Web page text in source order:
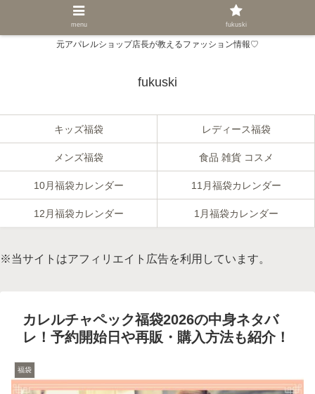
元アパレルショップ店長が教えるファッション情報♡
fukuski
キッズ福袋 レディース福袋
メンズ福袋 食品 雑貨 コスメ
10月福袋カレンダー 11月福袋カレンダー
12月福袋カレンダー 1月福袋カレンダー
※当サイトはアフィリエイト広告を利用しています。
カレルチャペック福袋2026の中身ネタバ
レ！予約開始日や再販・購入方法も紹介！
福袋
menu fukuski